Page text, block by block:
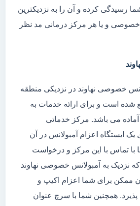
شما رسیدگی کرده و آن را به نزدیکترین
خصوصی و یا هر مرکز درمانی مد نظر
خصوصی نهاوند در نزدیکی منطقه
شده است و برای ارائه خدمات به
می باشد. مرکز خدماتی
یک ایستگاه اعزام آمبولانس در آن
تماس با این مرکز و درخواست
نزدیک به آمبولانس خصوصی نهاوند
ممکن برای شما اعزام اکیپ و
همچنین شما با سرچ عنوان